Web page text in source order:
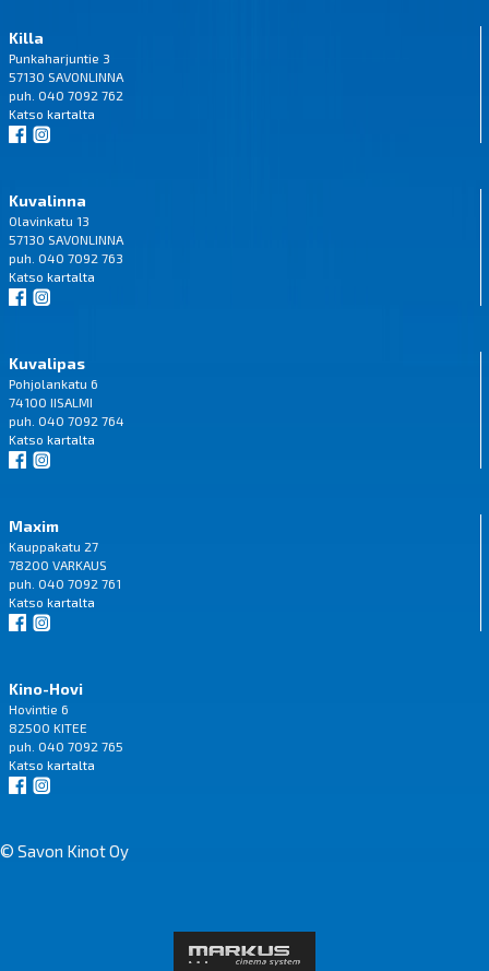
Killa
Punkaharjuntie 3
57130 SAVONLINNA
puh. 040 7092 762
Katso kartalta
Kuvalinna
Olavinkatu 13
57130 SAVONLINNA
puh. 040 7092 763
Katso kartalta
Kuvalipas
Pohjolankatu 6
74100 IISALMI
puh. 040 7092 764
Katso kartalta
Maxim
Kauppakatu 27
78200 VARKAUS
puh. 040 7092 761
Katso kartalta
Kino-Hovi
Hovintie 6
82500 KITEE
puh. 040 7092 765
Katso kartalta
© Savon Kinot Oy